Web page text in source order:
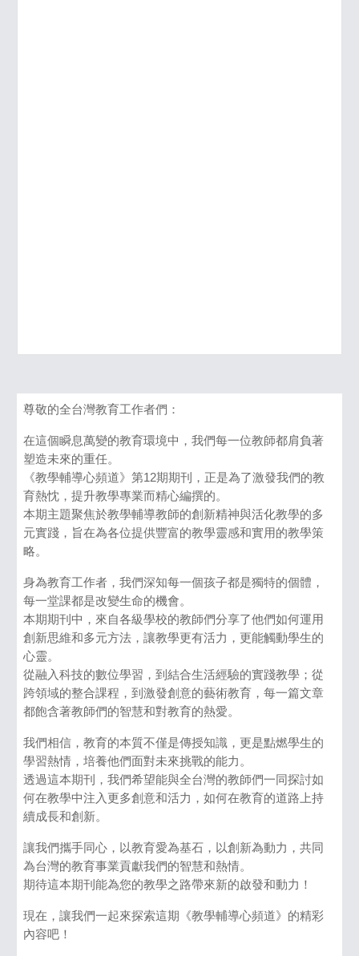
尊敬的全台灣教育工作者們：
在這個瞬息萬變的教育環境中，我們每一位教師都肩負著
塑造未來的重任。
《教學輔導心頻道》第12期期刊，正是為了激發我們的教
育熱忱，提升教學專業而精心編撰的。
本期主題聚焦於教學輔導教師的創新精神與活化教學的多
元實踐，旨在為各位提供豐富的教學靈感和實用的教學策
略。
身為教育工作者，我們深知每一個孩子都是獨特的個體，
每一堂課都是改變生命的機會。
本期期刊中，來自各級學校的教師們分享了他們如何運用
創新思維和多元方法，讓教學更有活力，更能觸動學生的
心靈。
從融入科技的數位學習，到結合生活經驗的實踐教學；從
跨領域的整合課程，到激發創意的藝術教育，每一篇文章
都飽含著教師們的智慧和對教育的熱愛。
我們相信，教育的本質不僅是傳授知識，更是點燃學生的
學習熱情，培養他們面對未來挑戰的能力。
透過這本期刊，我們希望能與全台灣的教師們一同探討如
何在教學中注入更多創意和活力，如何在教育的道路上持
續成長和創新。
讓我們攜手同心，以教育愛為基石，以創新為動力，共同
為台灣的教育事業貢獻我們的智慧和熱情。
期待這本期刊能為您的教學之路帶來新的啟發和動力！
現在，讓我們一起來探索這期《教學輔導心頻道》的精彩
內容吧！